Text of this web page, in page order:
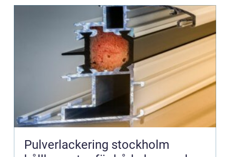
Pulverlackering stockholm